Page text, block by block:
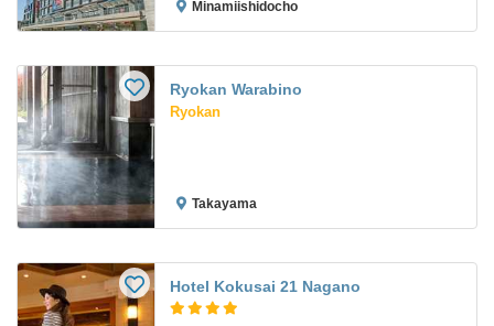
Minamiishidocho
Ryokan Warabino
Ryokan
Takayama
Hotel Kokusai 21 Nagano